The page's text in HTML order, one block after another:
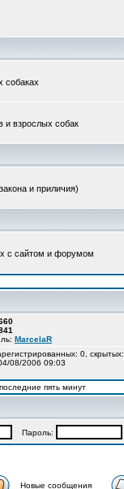
собаках
и взрослых собак
и приличия)
с сайтом и форумом
MarcelaR
0,
08/2006 09:03
пять минут
Пароль:
Новые сообщения